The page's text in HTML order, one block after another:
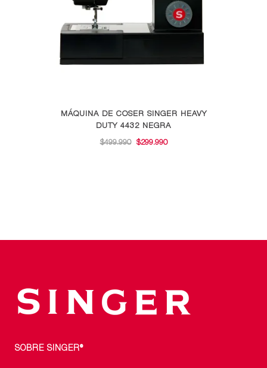
MÁQUINA DE COSER SINGER HEAVY
DUTY 4432 NEGRA
$499.990 EL
$299.990EL
SOBRE SINGER®